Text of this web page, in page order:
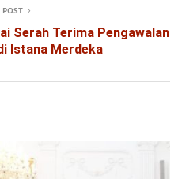
POST
Serah Terima Pengawalan
Istana Merdeka